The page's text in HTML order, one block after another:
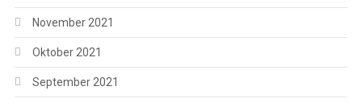
November 2021
Oktober 2021
September 2021